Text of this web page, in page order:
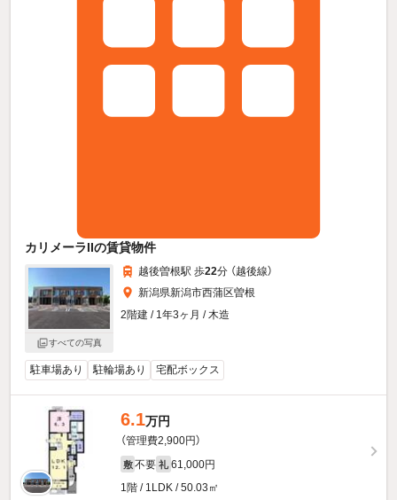
カリメーラIIの賃貸物件
すべての写真
越後曽根駅 歩22分 （越後線）
新潟県新潟市西蒲区曽根
2階建 / 1年3ヶ月 / 木造
駐車場あり 駐輪場あり 宅配ボックス
6.1万円
（管理費2,900円）
敷 不要 礼 61,000円
1階 / 1LDK / 50.03㎡